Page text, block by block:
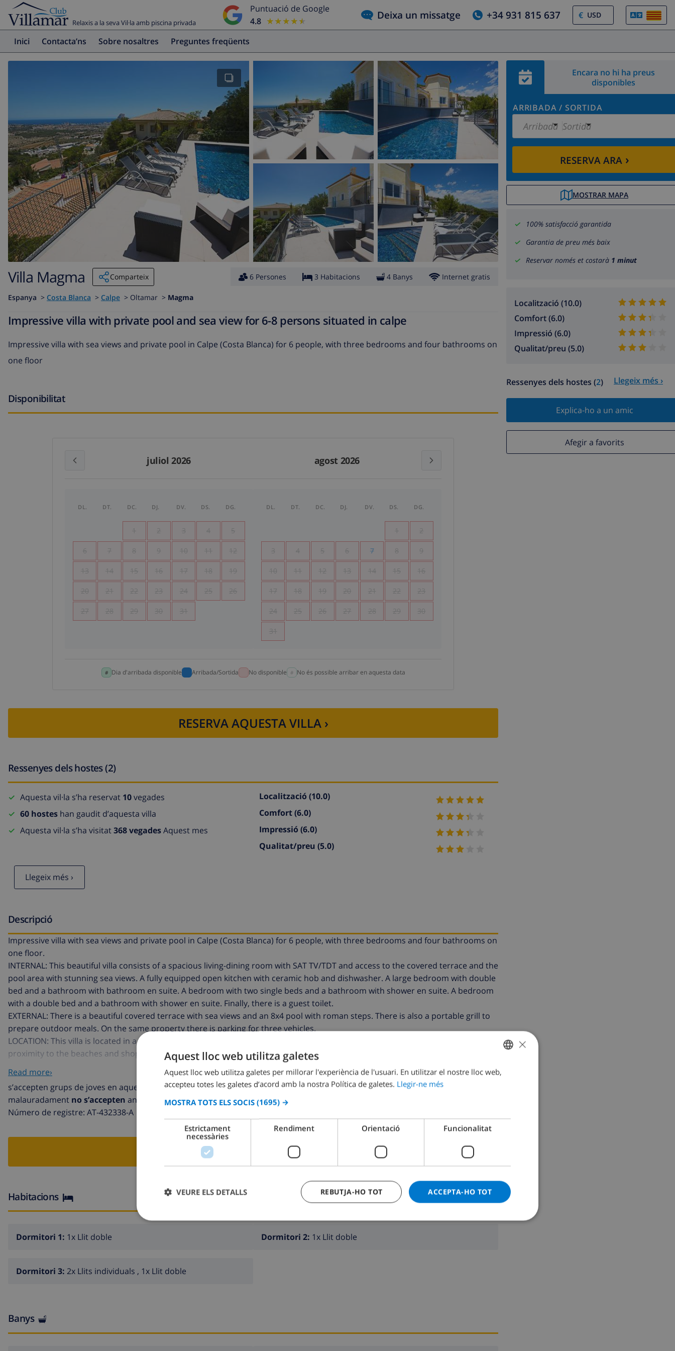
Relaxis a la seva Vil·la amb piscina privada
Puntuació de Google
4.8
★★★★★
★★★★★ Deixa un missatge +34 931 815 637 €
Inici Contacta’ns Sobre nosaltres Preguntes freqüents
Encara no hi ha preus
disponibles
ARRIBADA / SORTIDA
Arribada Sortida
RESERVA ARA›
MOSTRAR MAPA
100% satisfacció garantida
Garantia de preu més baix
Reservar només et costarà 1 minut
Localització (10.0)
Comfort (6.0)
Impressió (6.0)
Qualitat/preu (5.0)
Ressenyes dels hostes (2) Llegeix més ›
Explica-ho a un amic
Afegir a favorits
Villa Magma Comparteix 6 Persones 3 Habitacions 4 Banys Internet gratis
Espanya > Costa Blanca > Calpe > Oltamar > Magma
Impressive villa with private pool and sea view for 6-8 persons situated in calpe
Impressive villa with sea views and private pool in Calpe (Costa Blanca) for 6 people, with three bedrooms and four bathrooms on
one floor
Disponibilitat
juliol 2026 agost 2026
DL. DT. DC. DJ. DV. DS. DG.
1 2 3 4 5
6 7 8 9 10 11 12
13 14 15 16 17 18 19
20 21 22 23 24 25 26
27 28 29 30 31
DL. DT. DC. DJ. DV. DS. DG.
1 2
3 4 5 6 7 8 9
10 11 12 13 14 15 16
17 18 19 20 21 22 23
24 25 26 27 28 29 30
31
Dia d'arribada disponible Arribada/Sortida No disponible No és possible arribar en aquesta data
RESERVA AQUESTA VILLA ›
Ressenyes dels hostes (2)
Aquesta vil·la s’ha reservat 10vegades
60 hostes han gaudit d’aquesta villa
Aquesta vil·la s’ha visitat368 vegadesAquest mes
Localització (10.0)
Comfort(6.0)
Impressió (6.0)
Qualitat/preu (5.0)
Llegeix més ›
Descripció
Impressive villa with sea views and private pool in Calpe (Costa Blanca) for 6 people, with three bedrooms and four bathrooms on
one floor.
INTERNAL: This beautiful villa consists of a spacious living-dining room with SAT TV/TDT and access to the covered terrace and the
pool area with stunning sea views. A fully equipped open kitchen with ceramic hob and dishwasher. A large bedroom with double
bed and a bathroom with bathroom en suite. A bedroom with two single beds and a bathroom with shower en suite. A bedroom
with a double bed and a bathroom with shower en suite. Finally, there is a guest toilet.
EXTERNAL: There is a beautiful covered terrace with sea views and an 8x4 pool with roman steps. There is also a portable grill to
prepare outdoor meals. On the same property there is parking for three vehicles.
LOCATION: This villa is located in a quiet urbanization, ideal for those who want to spend a relaxing holiday; without forgetting the
proximity to the beaches and shops it offers. It is only 2,5 km to the nearest supermarket and restaurants. The center of Calpe is
reached in 3,2 km and the sandy beach is 4 km away.
REAMRKS: Free WiFi. Pets are not allowed.
Read more›
s’accepten grups de joves en aquesta villa
malauradament no s’accepten animals de companyia en aquesta villa
Número de registre: AT-432338-A
RESERVA AQUESTA VILLA ›
Habitacions
Dormitori 1: 1x Llit doble Dormitori 2: 1x Llit doble
Dormitori 3: 2x Llits individuals , 1x Llit doble
Banys
CATALAN
SPANISH
CATALAN
DANISH
×
Aquest lloc web utilitza galetes
Aquest lloc web utilitza galetes per millorar l'experiència de l'usuari. En utilitzar el nostre lloc web,
accepteu totes les galetes d’acord amb la nostra Política de galetes. Llegir-ne més
MOSTRA TOTS ELS SOCIS (1695) →
Estrictament
necessàries
Rendiment Orientació Funcionalitat
ACCEPTA-HO TOT
REBUTJA-HO TOT
VEURE ELS DETALLS